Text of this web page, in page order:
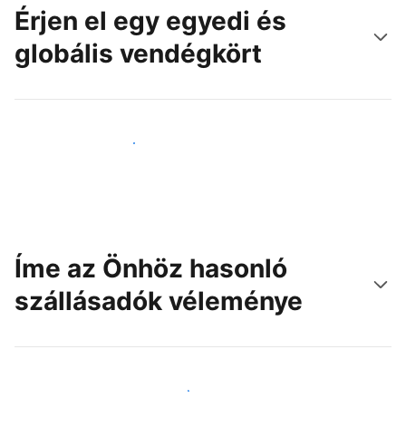
Érjen el egy egyedi és
globális vendégkört
Érjen el új vendégeket még ma
Íme az Önhöz hasonló
szállásadók véleménye
Csatlakozzon Önhöz hasonló szállásadókhoz